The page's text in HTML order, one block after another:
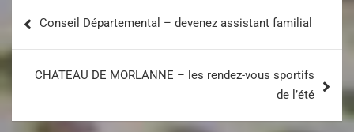
Conseil Départemental – devenez assistant familial
CHATEAU DE MORLANNE – les rendez-vous sportifs
de l’été